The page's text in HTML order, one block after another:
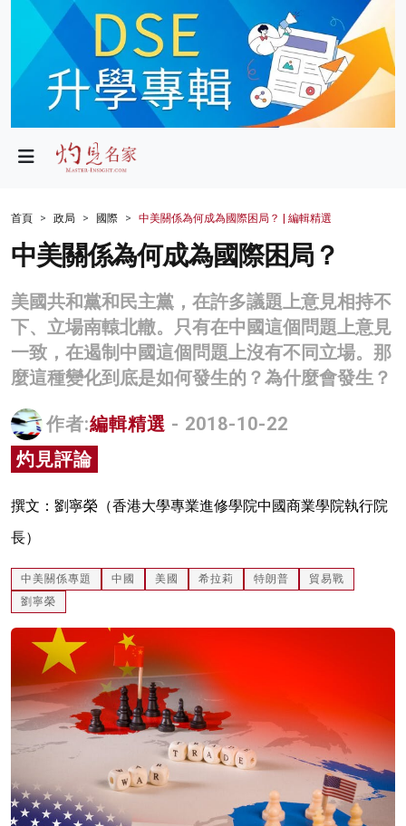
政局
財經
生活
商業
科技
名家榜
灼見活動
關於我們
首頁 政局 國際 中美關係為何成為國際困局？ | 編輯精選
中美關係為何成為國際困局？
美國共和黨和民主黨，在許多議題上意見相持不
下、立場南轅北轍。只有在中國這個問題上意見
一致，在遏制中國這個問題上沒有不同立場。那
麼這種變化到底是如何發生的？為什麼會發生？
作者:編輯精選 - 2018-10-22
灼見評論
撰文：劉寧榮（香港大學專業進修學院中國商業學院執行院
長）
中美關係專題 中國 美國 希拉莉 特朗普
貿易戰
劉寧榮